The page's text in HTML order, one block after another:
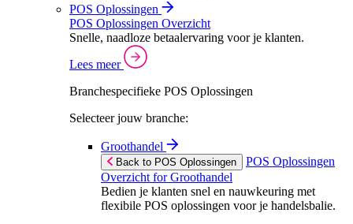
POS Oplossingen
POS Oplossingen Overzicht
Snelle, naadloze betaalervaring voor je klanten.
Lees meer
Branchespecifieke POS Oplossingen
Selecteer jouw branche:
Groothandel
Back to POS Oplossingen
POS Oplossingen
Overzicht for Groothandel
Bedien je klanten snel en nauwkeuring met
flexibile POS oplossingen voor je handelsbalie.